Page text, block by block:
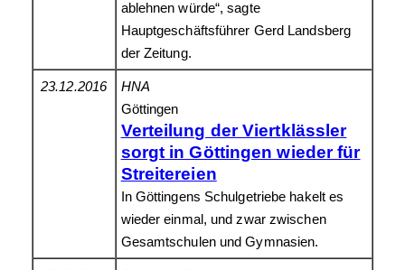
ablehnen würde“, sagte
Hauptgeschäftsführer Gerd Landsberg
der Zeitung.
23.12.2016
HNA
Göttingen
Verteilung der Viertklässler
sorgt in Göttingen wieder für
Streitereien
In Göttingens Schulgetriebe hakelt es
wieder einmal, und zwar zwischen
Gesamtschulen und Gymnasien.